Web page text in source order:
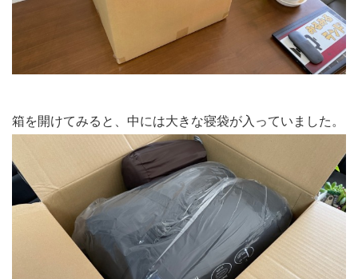
箱を開けてみると、中には大きな寝袋が入っていました。